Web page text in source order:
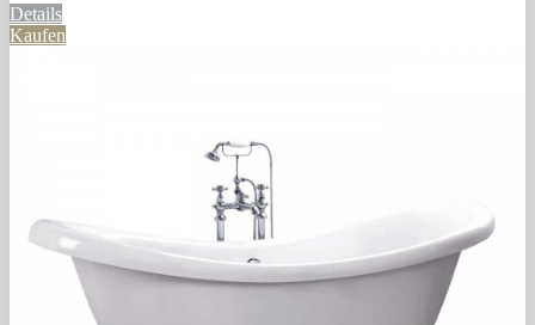
Details
Kaufen